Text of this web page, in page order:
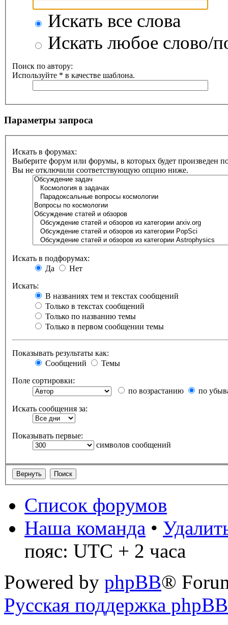
Искать все слова
Искать любое слово/
Поиск по автору:
Используйте * в качестве шаблона.
Параметры запроса
Искать в форумах:
Выберите форум или форумы, в которых будет произведен
Вы не отключили соответствующую опцию ниже.
Искать в подфорумах:
Да
Нет
Искать:
В названиях тем и текстах сообщений
Только в текстах сообщений
Только по названию темы
Только в первом сообщении темы
Показывать результаты как:
Сообщений
Темы
Поле сортировки:
по возрастанию
по
Искать сообщения за:
Показывать первые:
символов сообщений
Список форумов
Наша команда •
пояс: UTC + 2 часа
Powered by phpBB®
Русская поддержка phpBB